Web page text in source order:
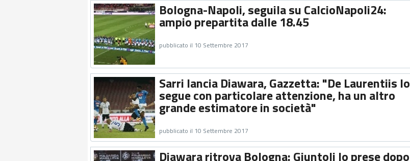
Bologna-Napoli, seguila su CalcioNapoli24:
ampio prepartita dalle 18.45
pubblicato il 10 Settembre 2017
Sarri lancia Diawara, Gazzetta: "De Laurentiis lo
segue con particolare attenzione, ha un altro
grande estimatore in società"
pubblicato il 10 Settembre 2017
Diawara ritrova Bologna: Giuntoli lo prese dopo